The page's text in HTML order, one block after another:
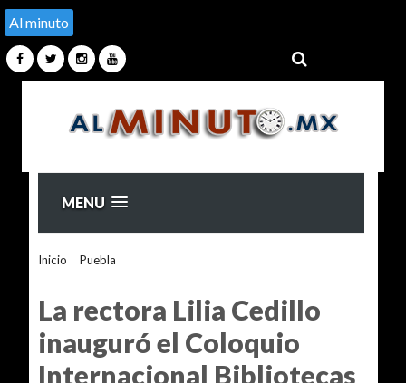
Al minuto
MENU
Inicio Puebla
La rectora Lilia Cedillo
inauguró el Coloquio
Internacional Bibliotecas